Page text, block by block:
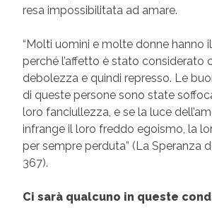
resa impossibilitata ad amare.
“Molti uomini e molte donne hanno
perché l’affetto è stato considerato
debolezza e quindi represso. Le
di queste persone sono state
loro fanciullezza, e se la luce
infrange il loro freddo egoismo, la
per sempre perduta” (La Speranza
367).
Ci sarà qualcuno in queste